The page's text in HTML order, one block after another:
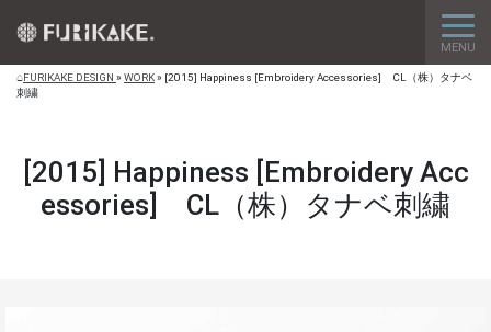
ト
MENU
FURIKAKE DESIGN » WORK» [2015] Happiness [Embroidery Accessories] CL（株）タナベ
刺繍
[2015] Happiness [Embroidery Acc
essories] CL（株）タナベ刺繍